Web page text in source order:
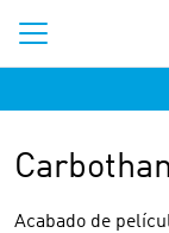
Acabado de